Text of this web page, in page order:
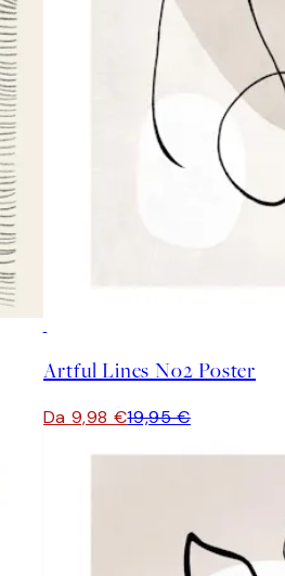
Artful Lines No2 Poster
Da 9,98 €19,95 €